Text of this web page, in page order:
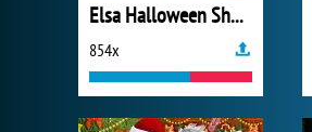
Elsa Halloween Shop Cleaning
854x